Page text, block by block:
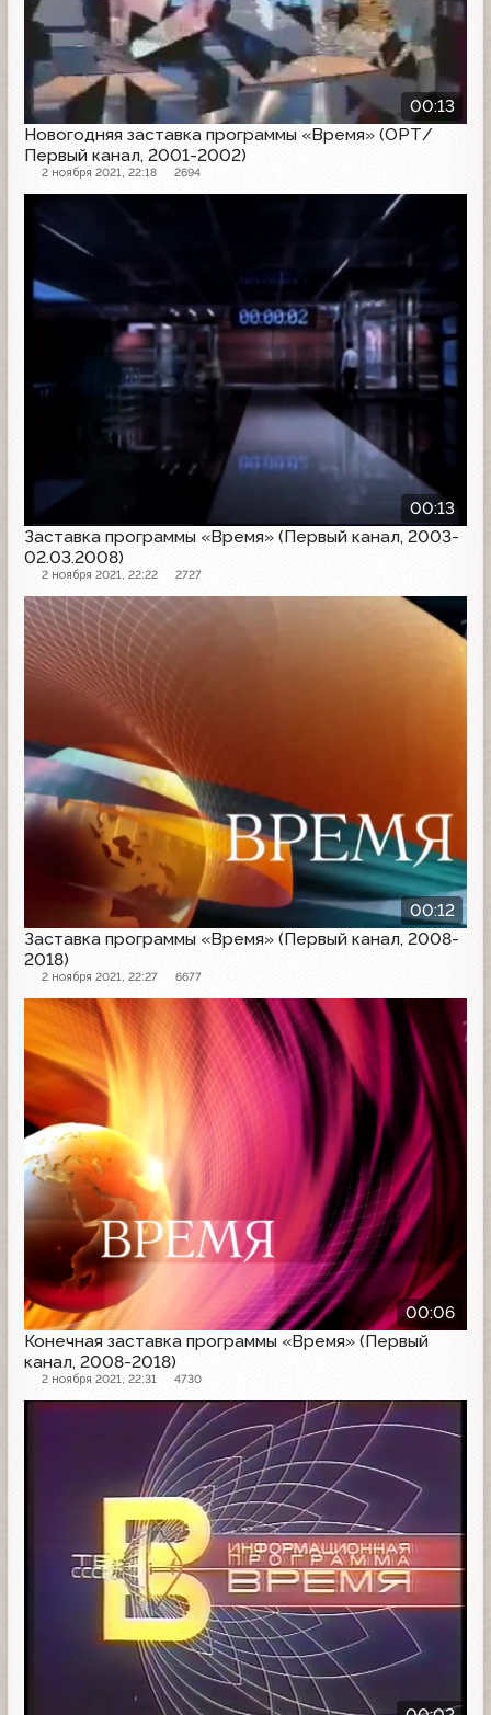
00:13
Новогодняя заставка программы «Время» (ОРТ/
Первый канал, 2001-2002)
2 ноября 2021, 22:18 2694
00:13
Заставка программы «Время» (Первый канал, 2003-
02.03.2008)
2 ноября 2021, 22:22 2727
00:12
Заставка программы «Время» (Первый канал, 2008-
2018)
2 ноября 2021, 22:27 6677
Заставка программы
00:06
Конечная заставка программы «Время» (Первый
канал, 2008-2018)
2 ноября 2021, 22:31 4730
Заставка программы